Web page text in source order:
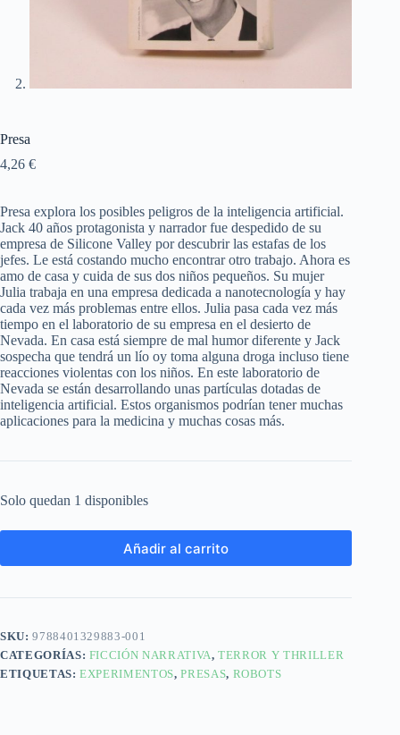
Presa
4,26 €
Presa explora los posibles peligros de la inteligencia artificial.
Jack 40 años protagonista y narrador fue despedido de su
empresa de Silicone Valley por descubrir las estafas de los
jefes. Le está costando mucho encontrar otro trabajo. Ahora es
amo de casa y cuida de sus dos niños pequeños. Su mujer
Julia trabaja en una empresa dedicada a nanotecnología y hay
cada vez más problemas entre ellos. Julia pasa cada vez más
tiempo en el laboratorio de su empresa en el desierto de
Nevada. En casa está siempre de mal humor diferente y Jack
sospecha que tendrá un lío oy toma alguna droga incluso tiene
reacciones violentas con los niños. En este laboratorio de
Nevada se están desarrollando unas partículas dotadas de
inteligencia artificial. Estos organismos podrían tener muchas
aplicaciones para la medicina y muchas cosas más.
Solo quedan 1 disponibles
Añadir al carrito
SKU:9788401329883-001
CATEGORÍAS: FICCIÓN NARRATIVA,TERROR Y THRILLER
ETIQUETAS:EXPERIMENTOS,PRESAS, ROBOTS